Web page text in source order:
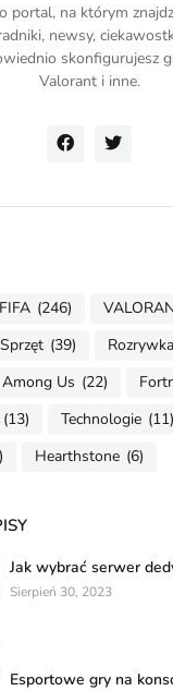
portal, na którym
newsy,
skonfigurujesz
Valorant i inne.
FIFA (246)
Sprzęt (39) Rozrywka
Among Us (22)
(13) Technologie (11)
Hearthstone (6)
Jak wybrać serwer
Sierpień 30, 2023
Esportowe gry na